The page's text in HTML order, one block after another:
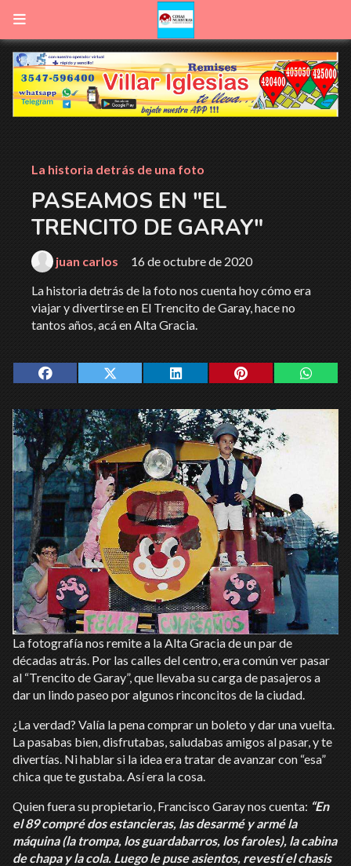
PASEAMOS EN "EL
TRENCITO DE GARAY"
La historia detrás de la foto nos cuenta hoy cómo era
viajar y divertirse en El Trencito de Garay, hace no
tantos años, acá en Alta Gracia.
La historia detrás de una foto
16 de octubre de 2020
juan carlos
La fotografía nos remite a la Alta Gracia de un par de
décadas atrás. Por las calles del centro, era común ver pasar
al “Trencito de Garay”, que llevaba su carga de pasajeros a
dar un lindo paseo por algunos rinconcitos de la ciudad.
¿La verdad? Valía la pena comprar un boleto y dar una vuelta.
La pasabas bien, disfrutabas, saludabas amigos al pasar, y te
divertías. Ni hablar si la idea era tratar de avanzar con “esa”
chica que te gustaba. Así era la cosa.
Quien fuera su propietario, Francisco Garay nos cuenta: “En
el 89 compré dos estancieras, las desarmé y armé la
máquina (la trompa, los guardabarros, los faroles), la cabina
de chapa y la cola. Luego le puse asientos, revestí el chasis